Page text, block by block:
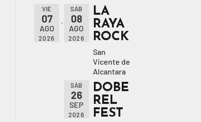
VIE
07
AGO
2026
SÁB
08
AGO
2026
LA
RAYA
ROCK
San
Vicente de
Alcantara
SÁB
26
SEP
2026
DOBE
REL
FEST